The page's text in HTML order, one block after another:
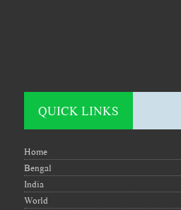
QUICK LINKS
Home
Bengal
India
World